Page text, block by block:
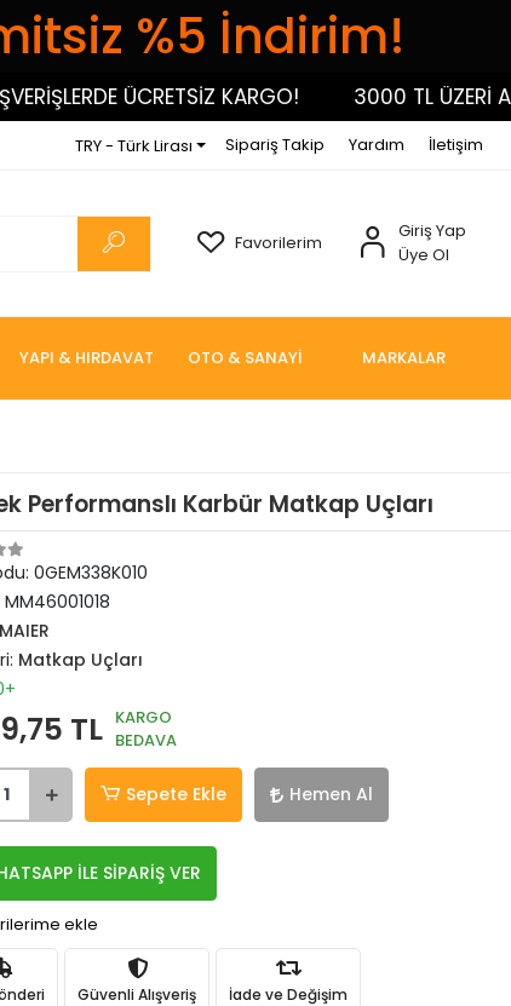
%5 İndirim!
ÜCRETSİZ KARGO! 3000 TL ÜZERİ
TRY - Türk Lirası Sipariş Takip Yardım İletişim
Favorilerim
Giriş Yap
Üye Ol
YAPI & HIRDAVAT OTO & SANAYİ MARKALAR
Performanslı Karbür Matkap Uçları
0GEM338K010
MM46001018
MAIER
Matkap Uçları
TL KARGO
BEDAVA
Sepete Ekle Hemen Al
İLE SİPARİŞ VER
ekle
Güvenli Alışveriş İade ve Değişim